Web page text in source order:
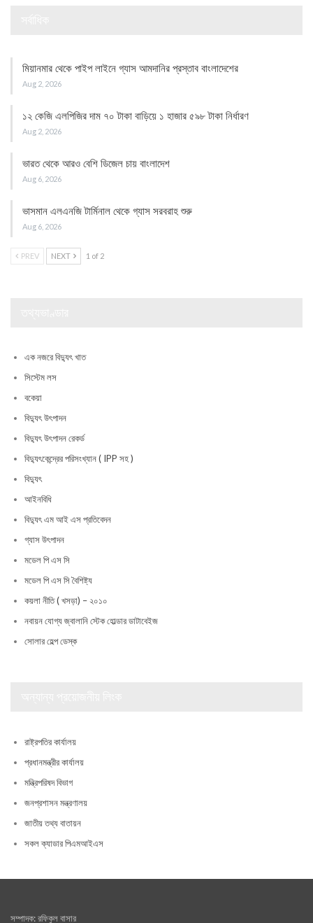
মিয়ানমার থেকে পাইপ লাইনে গ্যাস আমদানির প্রস্তাব বাংলাদেশের
Aug 2, 2026
১২ কেজি এলপিজির দাম ৭০ টাকা বাড়িয়ে ১ হাজার ৫৯৮ টাকা নির্ধারণ
Aug 2, 2026
ভারত থেকে আরও বেশি ডিজেল চায় বাংলাদেশ
Aug 6, 2026
ভাসমান এলএনজি টার্মিনাল থেকে গ্যাস সরবরাহ শুরু
Aug 6, 2026
PREV NEXT 1 of 2
এক নজরে বিদ্যুৎ খাত
সিস্টেম লস
বকেয়া
বিদ্যুৎ উৎপাদন
বিদ্যুৎ উৎপাদন রেকর্ড
বিদ্যুৎকেন্দ্রের পরিসংখ্যান ( IPP সহ )
বিদ্যুৎ
আইনবিধি
বিদ্যুৎ এম আই এস প্রতিবেদন
গ্যাস উৎপাদন
মডেল পি এস সি
মডেল পি এস সি বৈশিষ্ট্য
কয়লা নীতি ( খসড়া) – ২০১০
নবায়ন যোগ্য জ্বালানি স্টেক হোল্ডার ডাটাবেইজ
সোলার হেল্প ডেস্ক
রাষ্ট্রপতির কার্যালয়
প্রধানমন্ত্রীর কার্যালয়
মন্ত্রিপরিষদ বিভাগ
জনপ্রশাসন মন্ত্রণালয়
জাতীয় তথ্য বাতায়ন
সকল ক্যাডার পিএমআইএস
সম্পাদক: রফিকুল বাসার